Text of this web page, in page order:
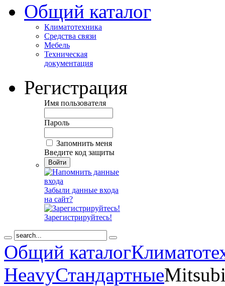
Общий каталог
Климатотехника
Средства связи
Мебель
Техническая
документация
Регистрация
Имя пользователя
Пароль
Запомнить меня
Введите код защиты
Забыли данные входа
на сайт?
Зарегистрируйтесь!
Общий каталог
HeavyСтандартные